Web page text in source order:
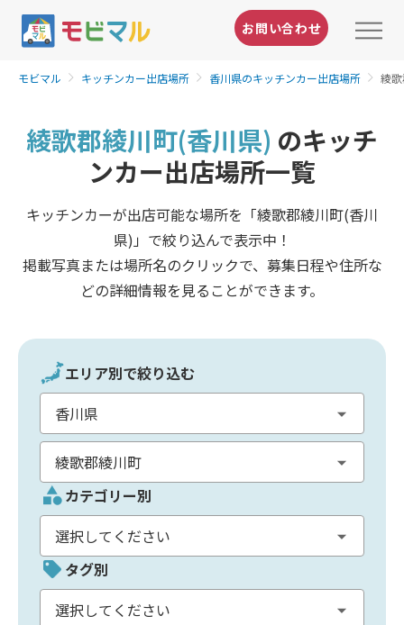
お問い合わせ
モビマル キッチンカー出店場所 香川県のキッチンカー出店場所 綾
綾歌郡綾川町(香川県) のキッチ
ンカー出店場所一覧
キッチンカーが出店可能な場所を「綾歌郡綾川町(香川
県)」で絞り込んで表示中！
掲載写真または場所名のクリックで、募集日程や住所な
どの詳細情報を見ることができます。
エリア別で絞り込む
カテゴリー別
タグ別